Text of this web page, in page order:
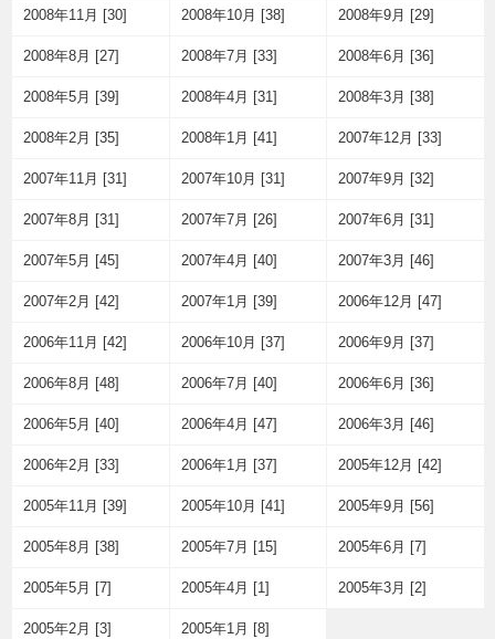
2008年11月 [30] 2008年10月 [38] 2008年9月 [29]
2008年8月 [27] 2008年7月 [33] 2008年6月 [36]
2008年5月 [39] 2008年4月 [31] 2008年3月 [38]
2008年2月 [35] 2008年1月 [41] 2007年12月 [33]
2007年11月 [31] 2007年10月 [31] 2007年9月 [32]
2007年8月 [31] 2007年7月 [26] 2007年6月 [31]
2007年5月 [45] 2007年4月 [40] 2007年3月 [46]
2007年2月 [42] 2007年1月 [39] 2006年12月 [47]
2006年11月 [42] 2006年10月 [37] 2006年9月 [37]
2006年8月 [48] 2006年7月 [40] 2006年6月 [36]
2006年5月 [40] 2006年4月 [47] 2006年3月 [46]
2006年2月 [33] 2006年1月 [37] 2005年12月 [42]
2005年11月 [39] 2005年10月 [41] 2005年9月 [56]
2005年8月 [38] 2005年7月 [15] 2005年6月 [7]
2005年5月 [7] 2005年4月 [1] 2005年3月 [2]
2005年2月 [3] 2005年1月 [8]